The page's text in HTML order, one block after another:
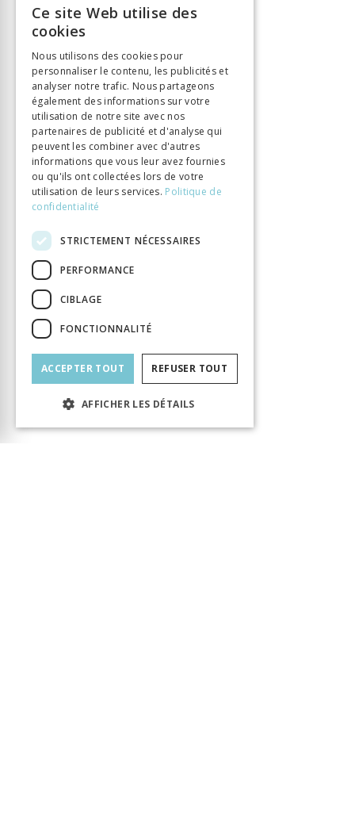
ITALIAN
Ce site Web utilise des
cookies
Nous utilisons des cookies pour
personnaliser le contenu, les publicités et
analyser notre trafic. Nous partageons
également des informations sur votre
utilisation de notre site avec nos
partenaires de publicité et d'analyse qui
peuvent les combiner avec d'autres
informations que vous leur avez fournies
ou qu'ils ont collectées lors de votre
utilisation de leurs services. Politique de
confidentialité
STRICTEMENT NÉCESSAIRES
PERFORMANCE
CIBLAGE
FONCTIONNALITÉ
ACCEPTER TOUT REFUSER TOUT
AFFICHER LES DÉTAILS